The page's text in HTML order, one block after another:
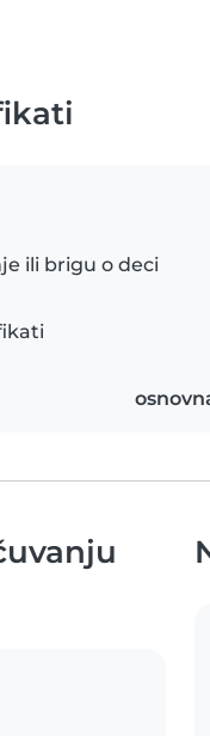
ili brigu o deci